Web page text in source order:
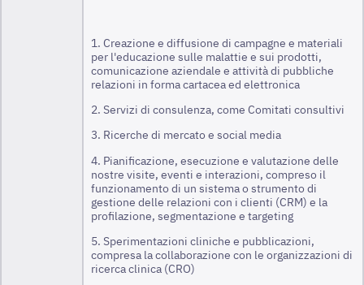
1. Creazione e diffusione di campagne e materiali
per l'educazione sulle malattie e sui prodotti,
comunicazione aziendale e attività di pubbliche
relazioni in forma cartacea ed elettronica
2. Servizi di consulenza, come Comitati consultivi
3. Ricerche di mercato e social media
4. Pianificazione, esecuzione e valutazione delle
nostre visite, eventi e interazioni, compreso il
funzionamento di un sistema o strumento di
gestione delle relazioni con i clienti (CRM) e la
profilazione, segmentazione e targeting
5. Sperimentazioni cliniche e pubblicazioni,
compresa la collaborazione con le organizzazioni di
ricerca clinica (CRO)